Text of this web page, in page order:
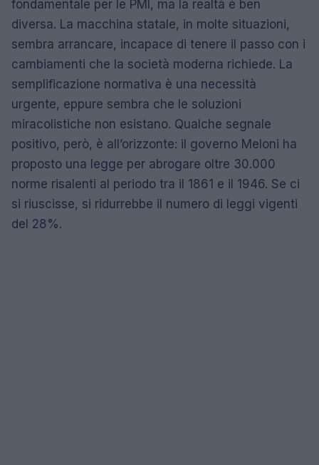
fondamentale per le PMI, ma la realtà è ben
diversa. La macchina statale, in molte situazioni,
sembra arrancare, incapace di tenere il passo con i
cambiamenti che la società moderna richiede. La
semplificazione normativa è una necessità
urgente, eppure sembra che le soluzioni
miracolistiche non esistano. Qualche segnale
positivo, però, è all’orizzonte: il governo Meloni ha
proposto una legge per abrogare oltre 30.000
norme risalenti al periodo tra il 1861 e il 1946. Se ci
si riuscisse, si ridurrebbe il numero di leggi vigenti
del 28%.